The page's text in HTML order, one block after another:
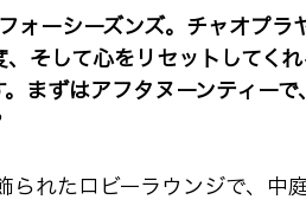
そして心をリセットしてく
まずはアフタヌーンティー